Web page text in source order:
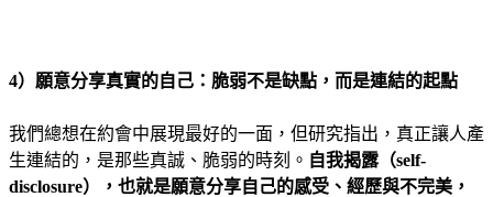
4）願意分享真實的自己：脆弱不是缺點，而是連結的起點
我們總想在約會中展現最好的一面，但研究指出，真正讓人產
生連結的，是那些真誠、脆弱的時刻。 自我揭露（self-
disclosure），也就是願意分享自己的感受、經歷與不完美，